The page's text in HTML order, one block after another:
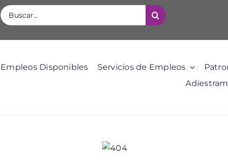
Buscar:
Empleos Disponibles Servicios de Empleos